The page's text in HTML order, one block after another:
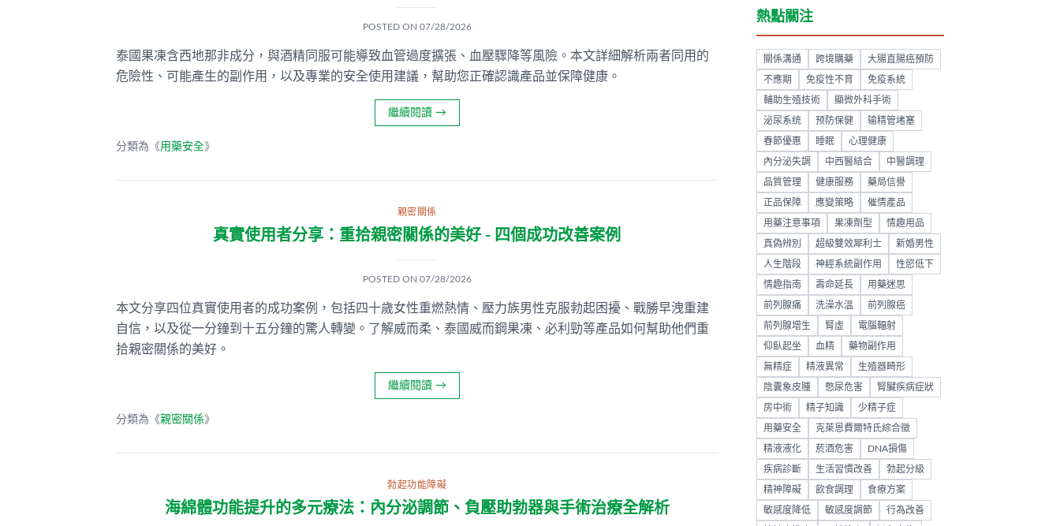
POSTED ON 07/28/2026
泰國果凍含西地那非成分，與酒精同服可能導致血管過度擴張、血壓驟降等風險。本文詳細解析兩者同用的
危險性、可能產生的副作用，以及專業的安全使用建議，幫助您正確認識產品並保障健康。
繼續閱讀 →
分類為《用藥安全》
親密關係
真實使用者分享：重拾親密關係的美好 - 四個成功改善案例
POSTED ON 07/28/2026
本文分享四位真實使用者的成功案例，包括四十歲女性重燃熱情、壓力族男性克服勃起困擾、戰勝早洩重建
自信，以及從一分鐘到十五分鐘的驚人轉變。了解威而柔、泰國威而鋼果凍、必利勁等產品如何幫助他們重
拾親密關係的美好。
繼續閱讀 →
分類為《親密關係》
勃起功能障礙
海綿體功能提升的多元療法：內分泌調節、負壓助勃器與手術治療全解析
熱點關注
關係溝通 跨境購藥 大腸直腸癌預防
不應期 免疫性不育 免疫系統
輔助生殖技術 顯微外科手術
泌尿系统 预防保健 输精管堵塞
春節優惠 睡眠 心理健康
內分泌失調 中西醫結合 中醫調理
品質管理 健康服務 藥局信譽
正品保障 應變策略 催情產品
用藥注意事項 果凍劑型 情趣用品
真偽辨別 超級雙效犀利士 新婚男性
人生階段 神經系統副作用 性慾低下
情趣指南 壽命延長 用藥迷思
前列腺痛 洗澡水溫 前列腺癌
前列腺增生 腎虛 電腦輻射
仰臥起坐 血精 藥物副作用
無精症 精液異常 生殖器畸形
陰囊象皮腫 憋尿危害 腎臟疾病症狀
房中術 精子知識 少精子症
用藥安全 克萊恩費爾特氏綜合徵
精液液化 菸酒危害 DNA損傷
疾病診斷 生活習慣改善 勃起分級
精神障礙 飲食調理 食療方案
敏感度降低 敏感度調節 行為改善